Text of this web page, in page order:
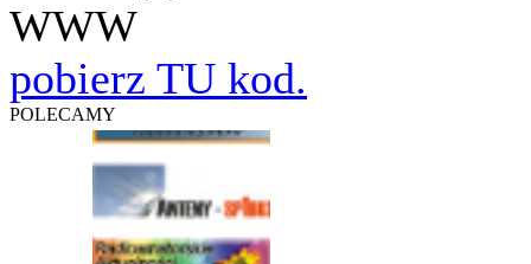
WWW
pobierz TU kod.
POLECAMY